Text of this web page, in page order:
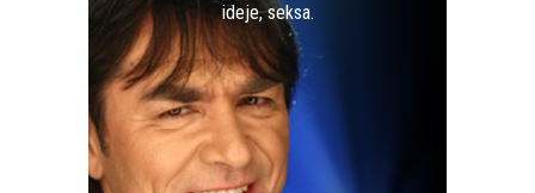
ideje, seksa.